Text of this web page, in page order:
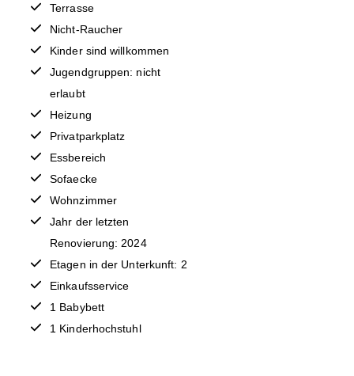
Terrasse
Nicht-Raucher
Kinder sind willkommen
Jugendgruppen: nicht
erlaubt
Heizung
Privatparkplatz
Essbereich
Sofaecke
Wohnzimmer
Jahr der letzten
Renovierung: 2024
Etagen in der Unterkunft: 2
Einkaufsservice
1 Babybett
1 Kinderhochstuhl